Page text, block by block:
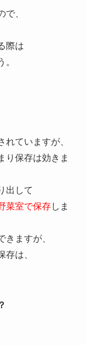
、
際は
れていますが、
り保存は効きま
出して
菜室で保存しま
ますが、
は、